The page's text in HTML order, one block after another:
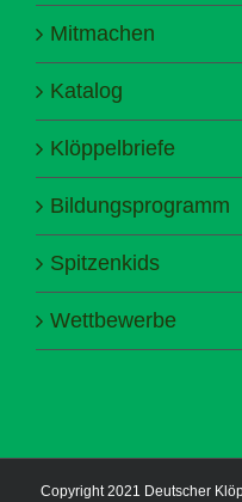
Mitmachen
Katalog
Klöppelbriefe
Bildungsprogramm
Spitzenkids
Wettbewerbe
Copyright 2021 Deutscher